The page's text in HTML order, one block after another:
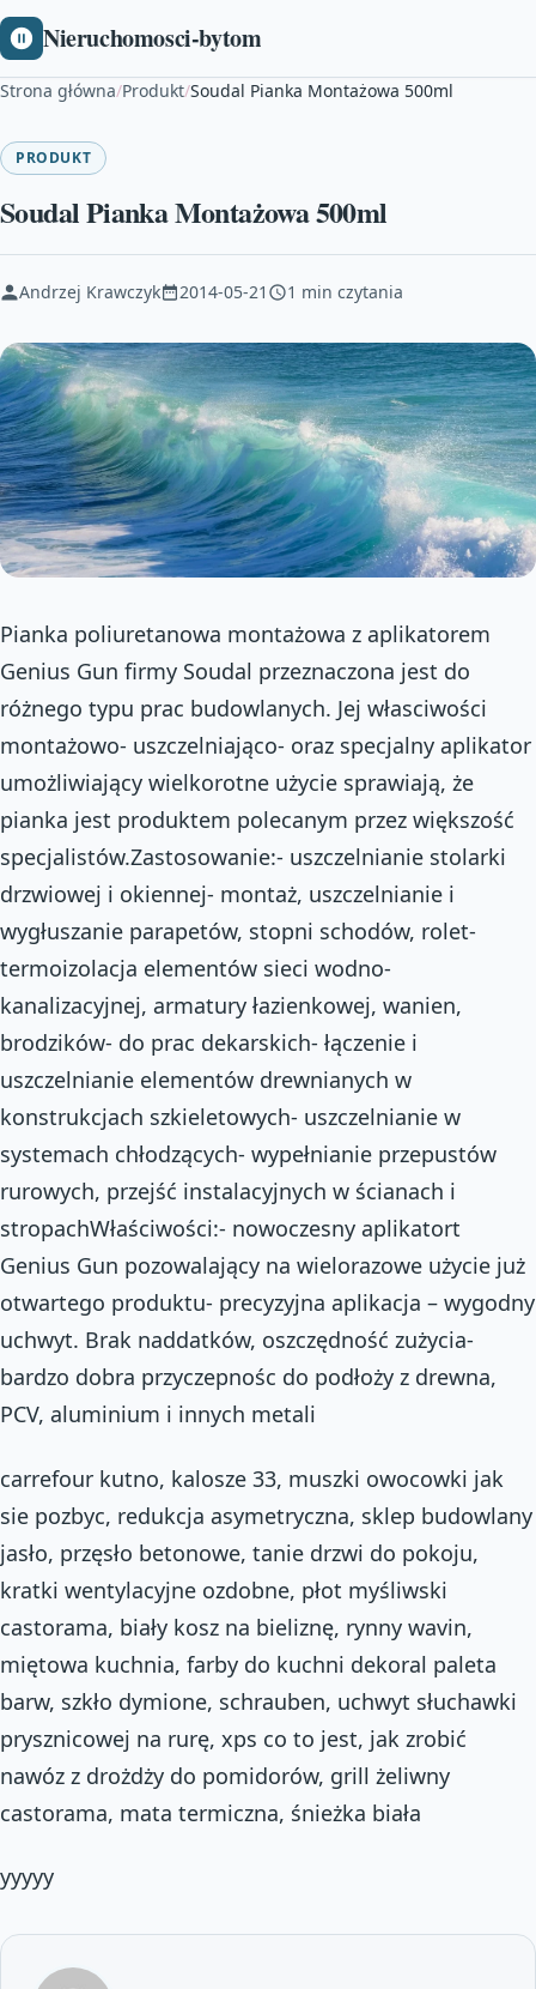
Nieruchomosci-bytom
Strona główna/Produkt/Soudal Pianka Montażowa 500ml
PRODUKT
Soudal Pianka Montażowa 500ml
Andrzej Krawczyk 2014-05-21 1 min czytania
Pianka poliuretanowa montażowa z aplikatorem
Genius Gun firmy Soudal przeznaczona jest do
różnego typu prac budowlanych. Jej własciwości
montażowo- uszczelniająco- oraz specjalny aplikator
umożliwiający wielkorotne użycie sprawiają, że
pianka jest produktem polecanym przez większość
specjalistów.Zastosowanie:- uszczelnianie stolarki
drzwiowej i okiennej- montaż, uszczelnianie i
wygłuszanie parapetów, stopni schodów, rolet-
termoizolacja elementów sieci wodno-
kanalizacyjnej, armatury łazienkowej, wanien,
brodzików- do prac dekarskich- łączenie i
uszczelnianie elementów drewnianych w
konstrukcjach szkieletowych- uszczelnianie w
systemach chłodzących- wypełnianie przepustów
rurowych, przejść instalacyjnych w ścianach i
stropachWłaściwości:- nowoczesny aplikatort
Genius Gun pozowalający na wielorazowe użycie już
otwartego produktu- precyzyjna aplikacja – wygodny
uchwyt. Brak naddatków, oszczędność zużycia-
bardzo dobra przyczepnośc do podłoży z drewna,
PCV, aluminium i innych metali
carrefour kutno, kalosze 33, muszki owocowki jak
sie pozbyc, redukcja asymetryczna, sklep budowlany
jasło, przęsło betonowe, tanie drzwi do pokoju,
kratki wentylacyjne ozdobne, płot myśliwski
castorama, biały kosz na bieliznę, rynny wavin,
miętowa kuchnia, farby do kuchni dekoral paleta
barw, szkło dymione, schrauben, uchwyt słuchawki
prysznicowej na rurę, xps co to jest, jak zrobić
nawóz z drożdży do pomidorów, grill żeliwny
castorama, mata termiczna, śnieżka biała
yyyyy